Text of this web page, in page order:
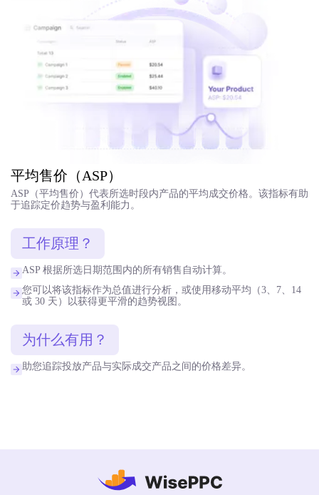
平均售价（ASP）
ASP（平均售价）代表所选时段内产品的平均成交价格。该指标有助
于追踪定价趋势与盈利能力。
工作原理？
ASP 根据所选日期范围内的所有销售自动计算。
您可以将该指标作为总值进行分析，或使用移动平均（3、7、14
或 30 天）以获得更平滑的趋势视图。
为什么有用？
助您追踪投放产品与实际成交产品之间的价格差异。